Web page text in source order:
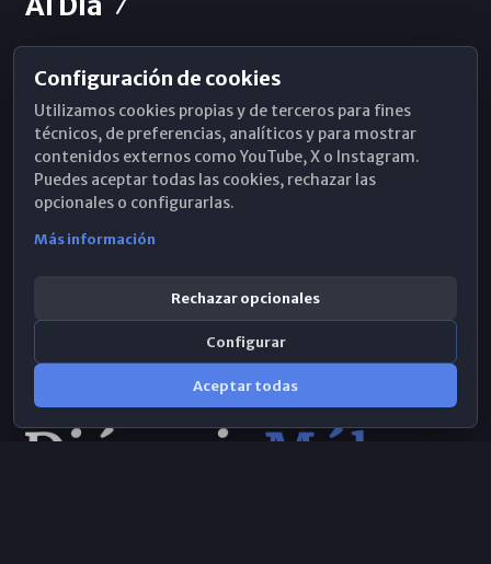
Horarios de Misa
Hemeroteca
WhatsApp
Configuración de cookies
Utilizamos cookies propias y de terceros para fines
técnicos, de preferencias, analíticos y para mostrar
contenidos externos como YouTube, X o Instagram.
Puedes aceptar todas las cookies, rechazar las
opcionales o configurarlas.
Más información
Rechazar opcionales
Configurar
Aceptar todas